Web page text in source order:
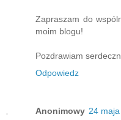
Zapraszam do
moim blogu!
Pozdrawiam
Odpowiedz
Anonimowy 24